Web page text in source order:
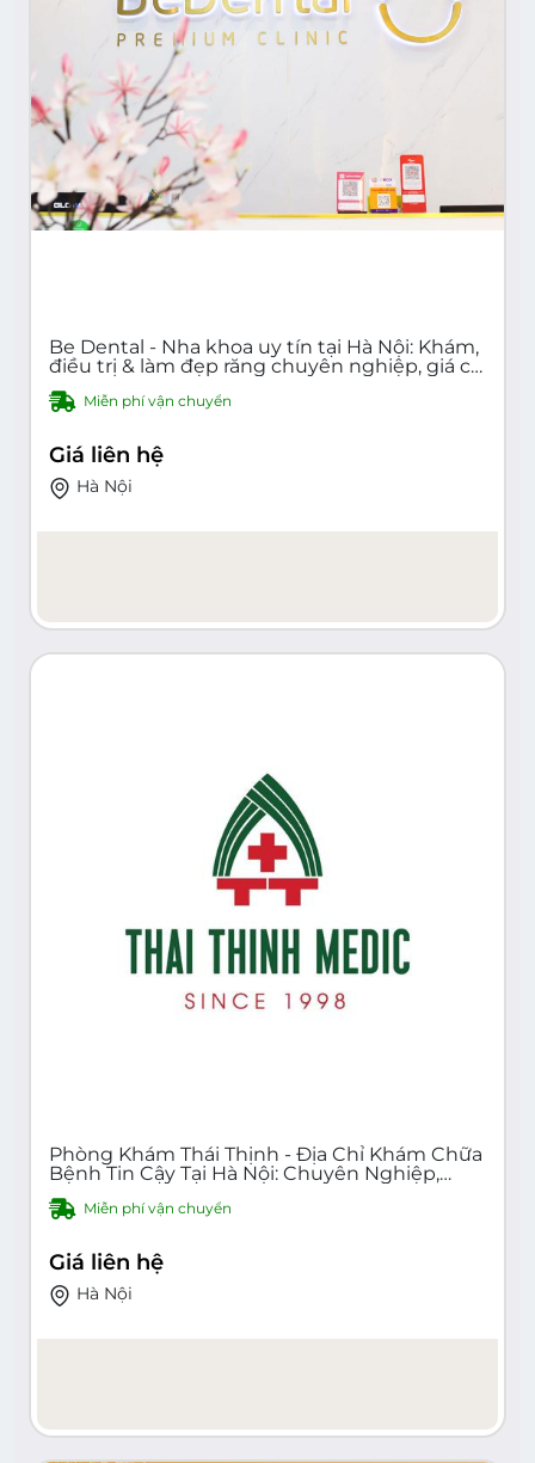
Be Dental - Nha khoa uy tín tại Hà Nội: Khám,
điều trị & làm đẹp răng chuyên nghiệp, giá cả
hợp lý | Cơ sở 1: 7B Thi Sách, Hai Bà Trưng | Cơ
sở 2: Tòa nhà CC2, Nguyễn Hữu Thọ, Hoàng
Miễn phí vận chuyển
Giá liên hệ
Hà Nội
Phòng Khám Thái Thịnh - Địa Chỉ Khám Chữa
Bệnh Tin Cậy Tại Hà Nội: Chuyên Nghiệp,
Hiện Đại, Tận Tâm. Khám Nội Khoa, Sản Khoa,
Nhi Khoa, Da Liễu, Tai Mũi Họng, Răng Hàm
Trước Khi Kết Hôn. Liên Hệ Ngay!
Miễn phí vận chuyển
Giá liên hệ
Hà Nội